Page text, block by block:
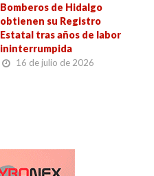
Bomberos de Hidalgo
obtienen su Registro
Estatal tras años de labor
ininterrumpida
16 de julio de 2026